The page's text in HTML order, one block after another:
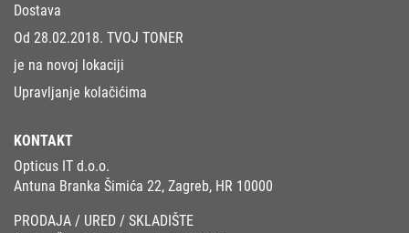
Dostava
Od 28.02.2018. TVOJ TONER
je na novoj lokaciji
Upravljanje kolačićima
KONTAKT
Opticus IT d.o.o.
Antuna Branka Šimića 22, Zagreb, HR 10000
PRODAJA / URED / SKLADIŠTE